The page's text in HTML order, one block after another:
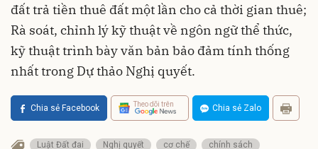
đất trả tiền thuê đất một lần cho cả thời gian thuê;
Rà soát, chỉnh lý kỹ thuật về ngôn ngữ thể thức,
kỹ thuật trình bày văn bản bảo đảm tính thống
nhất trong Dự thảo Nghị quyết.
Chia sẻ Facebook Theo dõi trên Chia sẻ Zalo
Luật Đất đai Nghị quyết cơ chế chính sách